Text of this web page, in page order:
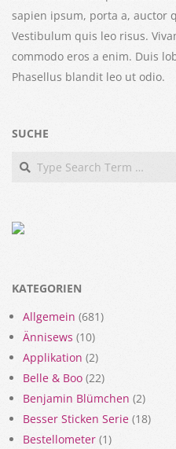
sapien ipsum, porta a, auctor
Vestibulum quis leo risus.
commodo eros a enim. Duis
Phasellus blandit leo ut odio.
SUCHE
Search
KATEGORIEN
Allgemein (681)
Ännisews (10)
Applikation (2)
Belle & Boo (22)
Benjamin Blümchen (2)
Besser Sticken Serie (18)
Bestellometer (1)